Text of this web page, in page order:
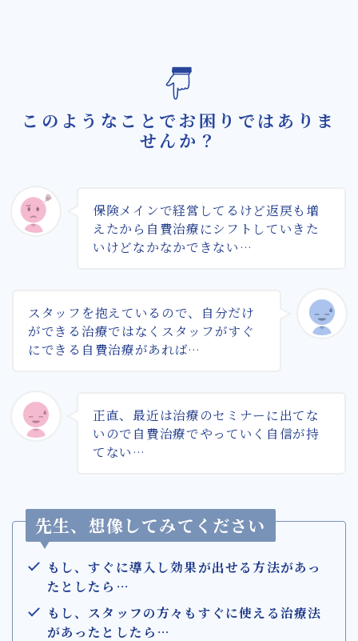
このようなことでお困りではありま
せんか？
保険メインで経営してるけど返戻も増
えたから自費治療にシフトしていきた
いけどなかなかできない…
スタッフを抱えているので、自分だけ
ができる治療ではなくスタッフがすぐ
にできる自費治療があれば…
正直、最近は治療のセミナーに出てな
いので自費治療でやっていく自信が持
てない…
先生、想像してみてください
もし、すぐに導入し効果が出せる方法があっ
たとしたら…
もし、スタッフの方々もすぐに使える治療法
があったとしたら …